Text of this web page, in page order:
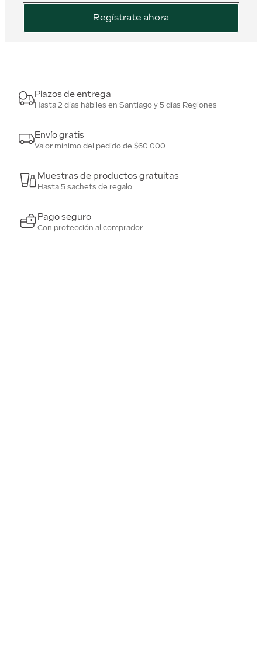
Regístrate ahora
Plazos de entrega
Hasta 2 días hábiles en Santiago y 5 días Regiones
Envío gratis
Valor mínimo del pedido de $60.000
Muestras de productos gratuitas
Hasta 5 sachets de regalo
Pago seguro
Con protección al comprador